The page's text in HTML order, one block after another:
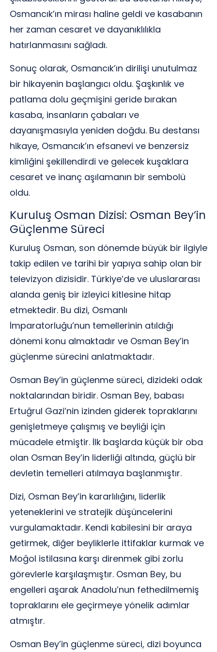
Osmancık’ın mirası haline geldi ve kasabanın
her zaman cesaret ve dayanıklılıkla
hatırlanmasını sağladı.
Sonuç olarak, Osmancık’ın dirilişi unutulmaz
bir hikayenin başlangıcı oldu. Şaşkınlık ve
patlama dolu geçmişini geride bırakan
kasaba, insanların çabaları ve
dayanışmasıyla yeniden doğdu. Bu destansı
hikaye, Osmancık’ın efsanevi ve benzersiz
kimliğini şekillendirdi ve gelecek kuşaklara
cesaret ve inanç aşılamanın bir sembolü
oldu.
Kuruluş Osman Dizisi: Osman Bey’in
Güçlenme Süreci
Kuruluş Osman, son dönemde büyük bir ilgiyle
takip edilen ve tarihi bir yapıya sahip olan bir
televizyon dizisidir. Türkiye’de ve uluslararası
alanda geniş bir izleyici kitlesine hitap
etmektedir. Bu dizi, Osmanlı
İmparatorluğu’nun temellerinin atıldığı
dönemi konu almaktadır ve Osman Bey’in
güçlenme sürecini anlatmaktadır.
Osman Bey’in güçlenme süreci, dizideki odak
noktalarından biridir. Osman Bey, babası
Ertuğrul Gazi’nin izinden giderek topraklarını
genişletmeye çalışmış ve beyliği için
mücadele etmiştir. İlk başlarda küçük bir oba
olan Osman Bey’in liderliği altında, güçlü bir
devletin temelleri atılmaya başlanmıştır.
Dizi, Osman Bey’in kararlılığını, liderlik
yeteneklerini ve stratejik düşüncelerini
vurgulamaktadır. Kendi kabilesini bir araya
getirmek, diğer beyliklerle ittifaklar kurmak ve
Moğol istilasına karşı direnmek gibi zorlu
görevlerle karşılaşmıştır. Osman Bey, bu
engelleri aşarak Anadolu’nun fethedilmemiş
topraklarını ele geçirmeye yönelik adımlar
atmıştır.
Osman Bey’in güçlenme süreci, dizi boyunca